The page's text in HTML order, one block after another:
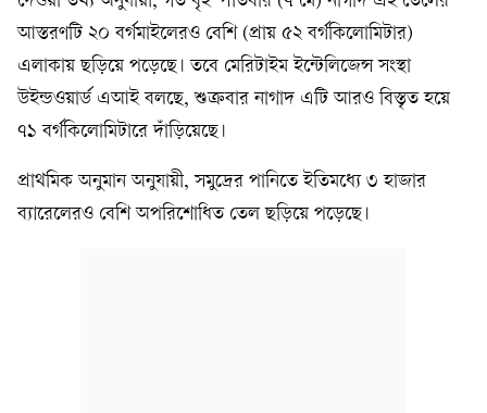
আস্তরণটি ২০ বর্গমাইলেরও বেশি (প্রায় ৫২ বর্গকিলোমিটার)
এলাকায় ছড়িয়ে পড়েছে। তবে মেরিটাইম ইন্টেলিজেন্স সংস্থা
উইন্ডওয়ার্ড এআই বলছে, শুক্রবার নাগাদ এটি আরও বিস্তৃত হয়ে
৭১ বর্গকিলোমিটারে দাঁড়িয়েছে।
প্রাথমিক অনুমান অনুযায়ী, সমুদ্রের পানিতে ইতিমধ্যে ৩ হাজার
ব্যারেলেরও বেশি অপরিশোধিত তেল ছড়িয়ে পড়েছে।